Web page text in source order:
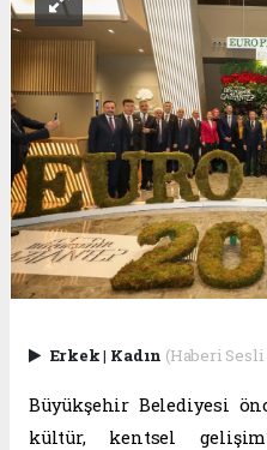
Erkek| Kadın (Haberi
Büyükşehir Belediyesi
kültür, kentsel